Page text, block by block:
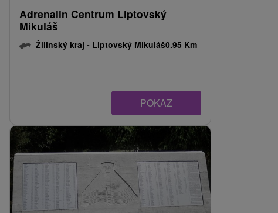
Adrenalin Centrum Liptovský
Mikuláš
Žilinský kraj - Liptovský Mikuláš0.95 Km
POKAZ